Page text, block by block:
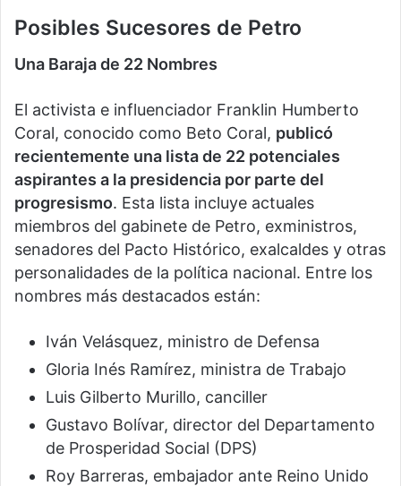
Posibles Sucesores de Petro
Una Baraja de 22 Nombres
El activista e influenciador Franklin Humberto
Coral, conocido como Beto Coral, publicó
recientemente una lista de 22 potenciales
aspirantes a la presidencia por parte del
progresismo. Esta lista incluye actuales
miembros del gabinete de Petro, exministros,
senadores del Pacto Histórico, exalcaldes y otras
personalidades de la política nacional. Entre los
nombres más destacados están:
Iván Velásquez, ministro de Defensa
Gloria Inés Ramírez, ministra de Trabajo
Luis Gilberto Murillo, canciller
Gustavo Bolívar, director del Departamento
de Prosperidad Social (DPS)
Roy Barreras, embajador ante Reino Unido